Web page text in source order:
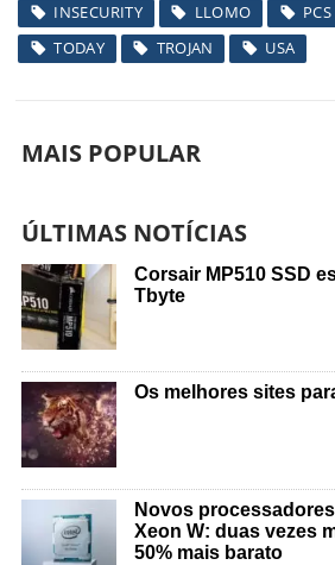
INSECURITY
LLOMO PCS
TODAY
TROJAN USA
MAIS POPULAR
ÚLTIMAS NOTÍCIAS
Corsair MP510 SSD
Tbyte
Os melhores sites
Novos
Xeon W: duas vezes
50% mais barato